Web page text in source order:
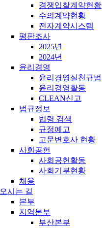
경쟁입찰계약현황
수의계약현황
전자계약시스템
평판조사
2025년
2024년
윤리경영
윤리경영실천규범
윤리경영활동
CLEAN신고
법규정보
법령 검색
규정예고
고문변호사 현황
사회공헌
사회공헌활동
사회기부현황
채용
오시는 길
본부
지역본부
부산본부